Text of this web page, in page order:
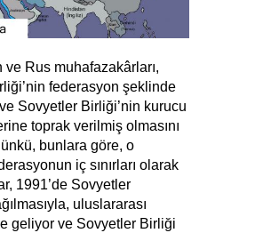
ve Rus muhafazakârları,
federasyon şeklinde
ve Sovyetler Birliği’nin kurucu
toprak verilmiş olmasını
bunlara göre, o
iç sınırları olarak
1991’de Sovyetler
uluslararası
geliyor ve Sovyetler Birliği